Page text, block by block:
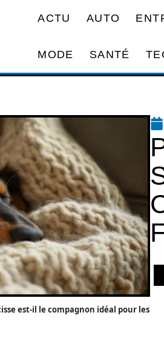
ACTU AUTO
MODE SANTÉ
est-il le compagnon idéal pour les